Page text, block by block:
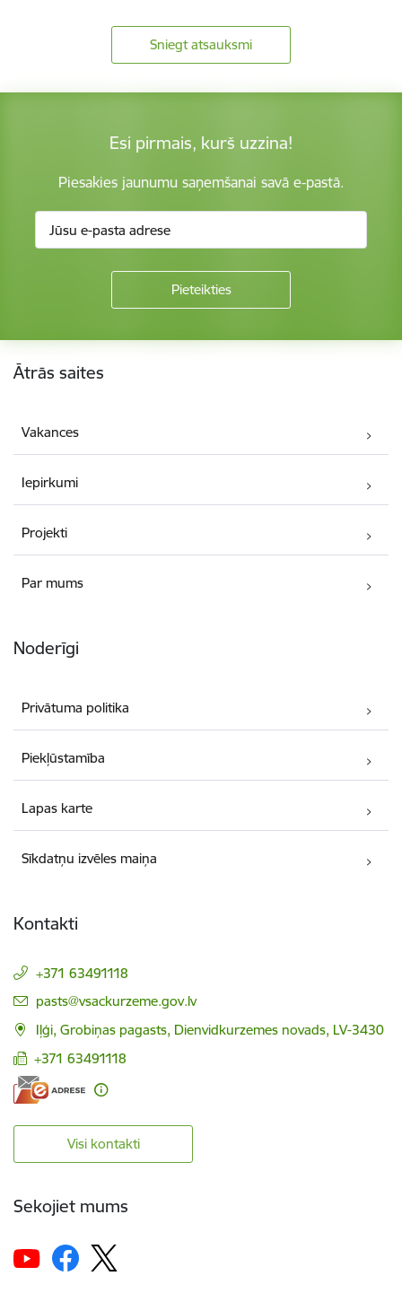
Sniegt atsauksmi
Esi pirmais, kurš uzzina!
Piesakies jaunumu saņemšanai savā e-pastā.
Kājene
Ātrās saites
Vakances
Iepirkumi
Projekti
Par mums
Noderīgi
Privātuma politika
Piekļūstamība
Lapas karte
Sīkdatņu izvēles maiņa
Kontakti
+371 63491118
E-pasts:
pasts@vsackurzeme.gov.lv
Iļģi, Grobiņas pagasts, Dienvidkurzemes novads, LV-3430
+371 63491118
Visi kontakti
Sekojiet mums